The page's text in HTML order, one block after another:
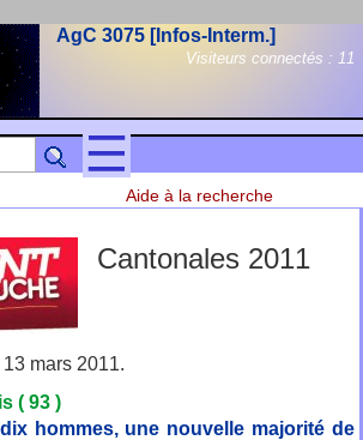
AgC 3075 [Infos-Interm.]
Visiteurs connectés : 11
Aide à la recherche
Cantonales 2011
mars 2011.
( 93 )
hommes, une nouvelle majorité de